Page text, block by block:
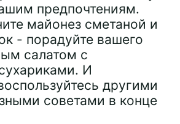
предпочтениям.
майонез сметаной и
- порадуйте вашего
салатом с
И
другими
советами в конце